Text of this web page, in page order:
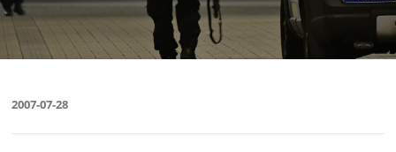
2007-07-28